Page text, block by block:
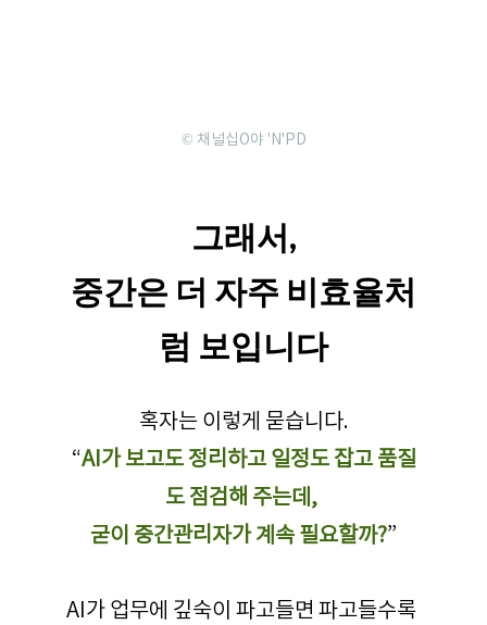
© 채널십O야 'N'PD
그래서,
중간은 더 자주 비효율처
럼 보입니다
혹자는 이렇게 묻습니다.
“AI가 보고도 정리하고 일정도 잡고 품질
도 점검해 주는데,
굳이 중간관리자가 계속 필요할까?”
AI가 업무에 깊숙이 파고들면 파고들수록